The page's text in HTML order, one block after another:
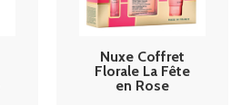
Nuxe Coffret
Florale La Fête
en Rose